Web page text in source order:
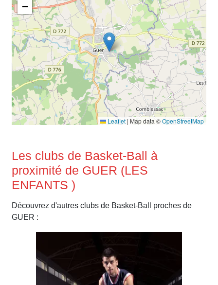
−
Leaflet | Map data ©OpenStreetMap
Les clubs de Basket-Ball à
proximité de GUER (LES
ENFANTS )
Découvrez d'autres clubs de Basket-Ball proches de
GUER :